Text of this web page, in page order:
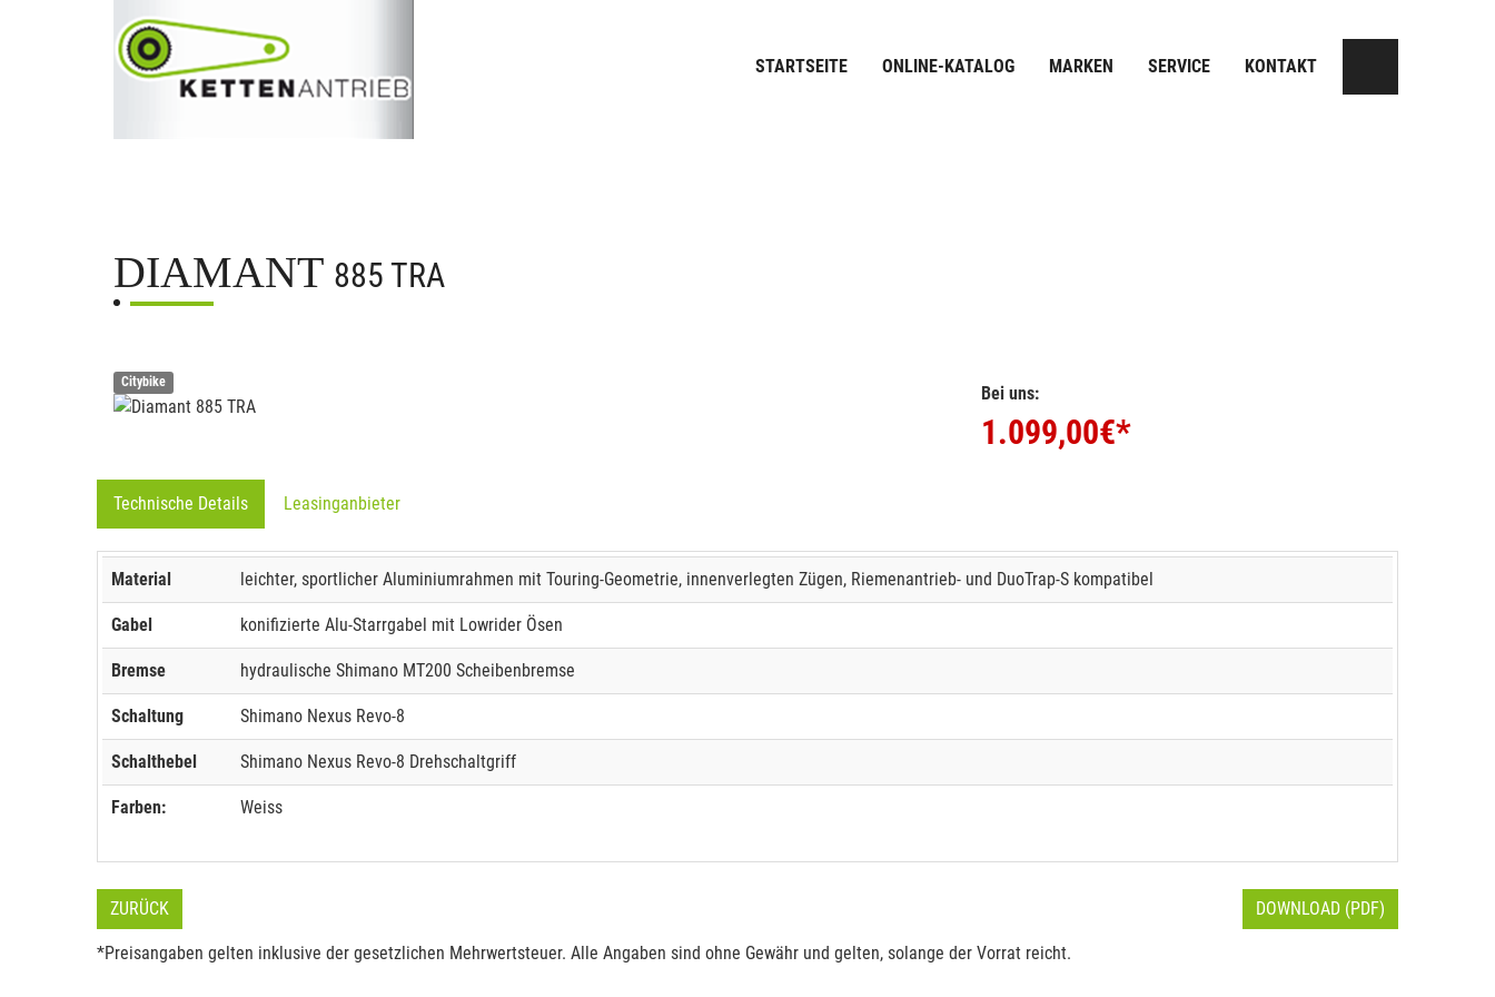
STARTSEITE ONLINE-KATALOG MARKEN SERVICE KONTAKT
DIAMANT 885 TRA
Citybike
Bei uns:
1.099,00€*
Technische Details Leasinganbieter
Material leichter, sportlicher Aluminiumrahmen mit Touring-Geometrie, innenverlegten Zügen, Riemenantrieb- und DuoTrap-S kompatibel
Gabel konifizierte Alu-Starrgabel mit Lowrider Ösen
Bremse hydraulische Shimano MT200 Scheibenbremse
Schaltung Shimano Nexus Revo-8
Schalthebel Shimano Nexus Revo-8 Drehschaltgriff
Farben: Weiss
ZURÜCK DOWNLOAD (PDF)
*Preisangaben gelten inklusive der gesetzlichen Mehrwertsteuer. Alle Angaben sind ohne Gewähr und gelten, solange der Vorrat reicht.